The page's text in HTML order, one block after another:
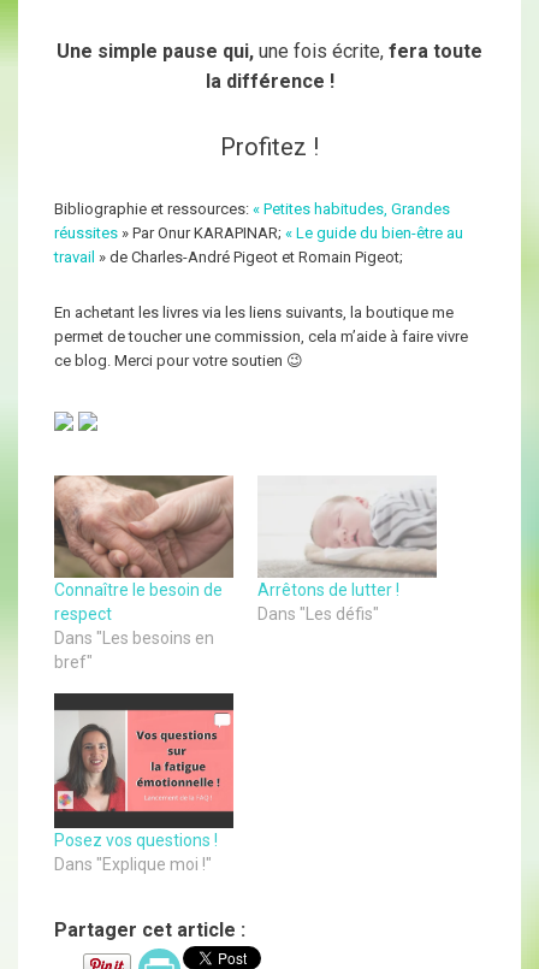
Une simple pause qui, une fois écrite, fera toute
la différence !
Profitez !
Bibliographie et ressources: « Petites habitudes, Grandes
réussites » Par Onur KARAPINAR; « Le guide du bien-être au
travail » de Charles-André Pigeot et Romain Pigeot;
En achetant les livres via les liens suivants, la boutique me
permet de toucher une commission, cela m’aide à faire vivre
ce blog. Merci pour votre soutien 😉
Connaître le besoin de
respect
Dans "Les besoins en
bref"
Arrêtons de lutter !
Dans "Les défis"
Posez vos questions !
Dans "Explique moi !"
Partager cet article :